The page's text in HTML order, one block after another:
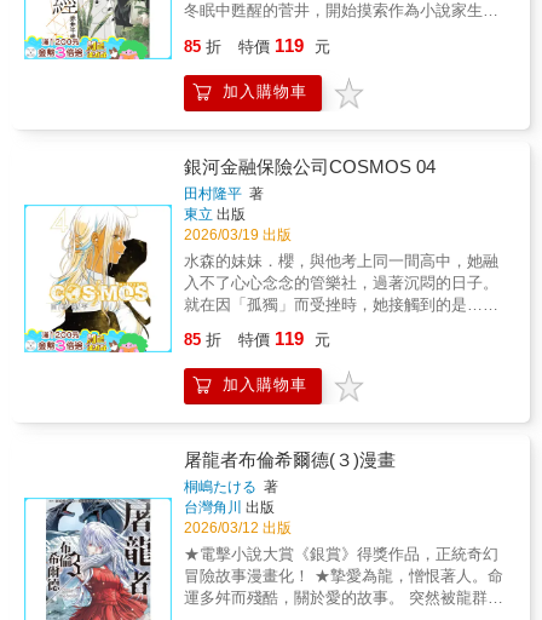
冬眠中甦醒的菅井，開始摸索作為小說家生存
未來——
85 折 特價 119 元
加入購物車
銀河金融保險公司COSMOS 04
田村隆平 著
東立 出版
2026/03/19 出版
水森的妹妹．櫻，與他考上同一間高中，她融
入不了心心念念的管樂社，過著沉悶的日子。
就在因「孤獨」而受挫時，她接觸到的是…與
人)──「熱情×青春」，令人心跳加速的新科幻
劇…第４集！
85 折 特價 119 元
加入購物車
屠龍者布倫希爾德(３)漫畫
桐嶋たける 著
台灣角川 出版
2026/03/12 出版
★電擊小說大賞《銀賞》得獎作品，正統奇幻
冒險故事漫畫化！ ★摯愛為龍，憎恨著人。命
運多舛而殘酷，關於愛的故事。 突然被龍群襲